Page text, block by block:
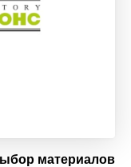
материалов